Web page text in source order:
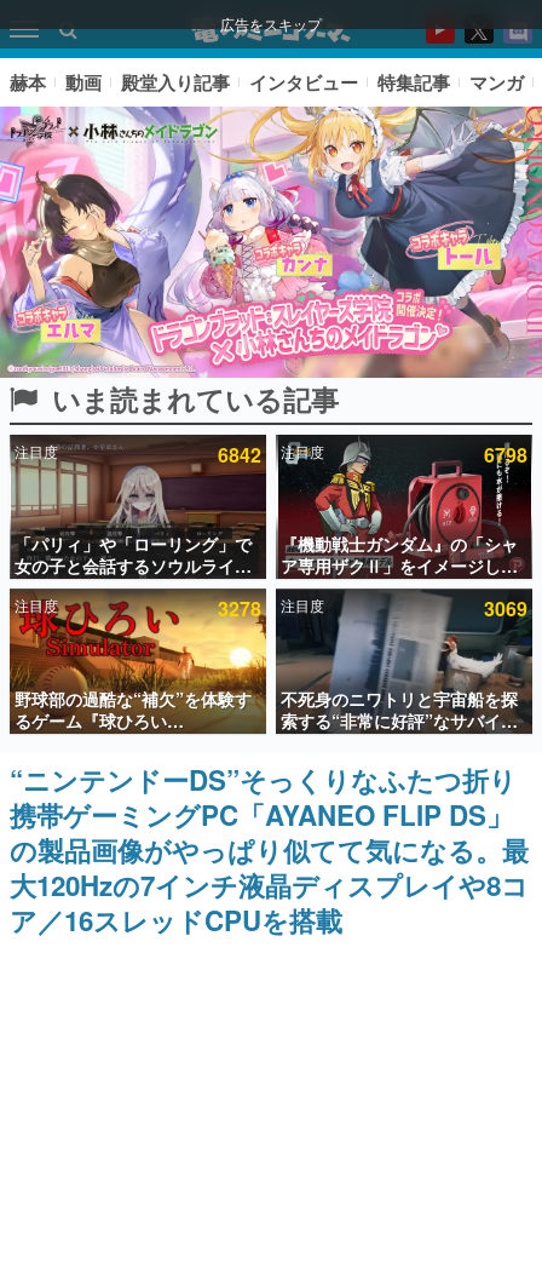
広告をスキップ
ピックアップ
電ファミのいま読まれている記事ランキング
アプリセール情報
インタビュー
連載・特集一覧
殿堂入り記事
SNS拡散数が数千以上！ ページビュー数万以上！ などな
ど。多くの人々に読まれた、電ファミ渾身の“殿堂入り”記
事をまとめました。
ゲームの企画書
名作ゲームクリエイターの方々に製作時のエピソードをお
聞きし、ヒットする企画（ゲーム）とは何か？を探ってい
きます。
赫本
この物語を解いてはいけない。『赫本』は、〈試験問題〉
の形をした短編ホラー小説集です。
赫本 動画 殿堂入り記事 インタビュー 特集記事 マンガ
いま読まれている記事
注目度 6842
「パリィ」や「ローリング」で
女の子と会話するソウルライク
恋愛ゲーム『小早川さんはソウ
ルライク』無料公開。返事に失
敗すると「YOU DIED」
注目度 6798
『機動戦士ガンダム』の「シャ
ア専用ザクⅡ」をイメージした
散水ホースリールが予約開始。
本体にはシャアのパーソナルマ
ークやジオン公国軍のエンブレ
ム、型式番号などを配置
注目度 3278
野球部の過酷な“補欠”を体験す
るゲーム『球ひろい
Simulator』が「1件」のウィッ
シュリストをもとにチェコ語に
対応しSNSで話題に。『キング
ダム・カム』開発元やチェコの
プロ野球選手から称賛の声
注目度 3069
不死身のニワトリと宇宙船を探
索する“非常に好評”なサバイバ
ルゲーム『Breathedge』が無
料で配布中。入手できる期間は8
月10日まで
“ニンテンドーDS”そっくりなふたつ折り
携帯ゲーミングPC「AYANEO FLIP DS」
の製品画像がやっぱり似てて気になる。最
大120Hzの7インチ液晶ディスプレイや8コ
ア／16スレッドCPUを搭載